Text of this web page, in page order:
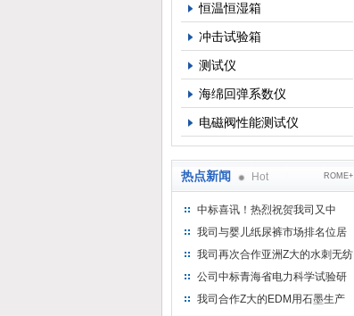
恒温恒湿箱
冲击试验箱
测试仪
海绵回弹系数仪
电磁阀性能测试仪
热点新闻 Hot ROME+
中标喜讯！热烈祝贺我司又中
标！
我司与婴儿纸尿裤市场排名位居
名的全日美实业合作成功！
我司再次合作亚洲Z大的水刺无纺
布供应商-南六企业！
公司中标青海省电力科学试验研
究院！
我司合作Z大的EDM用石墨生产